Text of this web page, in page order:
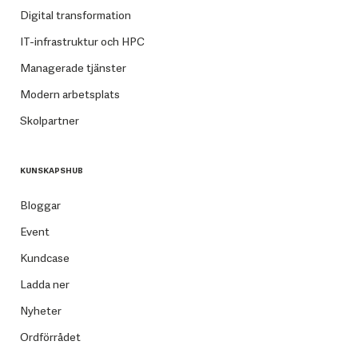
Digital transformation
IT-infrastruktur och HPC
Managerade tjänster
Modern arbetsplats
Skolpartner
KUNSKAPSHUB
Bloggar
Event
Kundcase
Ladda ner
Nyheter
Ordförrådet